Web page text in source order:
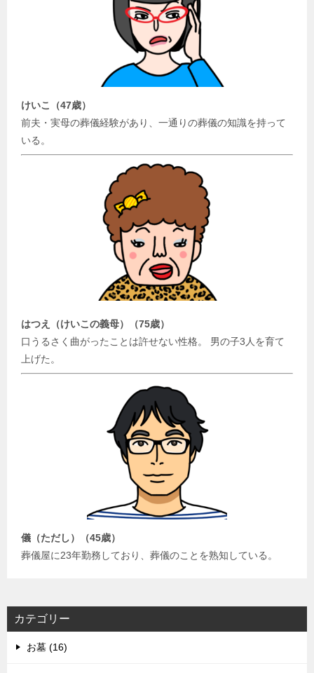
けいこ（47歳）
前夫・実母の葬儀経験があり、一通りの葬儀の知識を持って
いる。
はつえ（けいこの義母）（75歳）
口うるさく曲がったことは許せない性格。 男の子3人を育て
上げた。
儀（ただし）（45歳）
葬儀屋に23年勤務しており、葬儀のことを熟知している。
カテゴリー
お墓 (16)